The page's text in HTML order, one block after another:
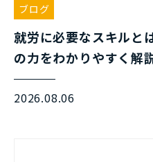
ブログ
就労に必要なスキルと
の力をわかりやすく解
2026.08.06